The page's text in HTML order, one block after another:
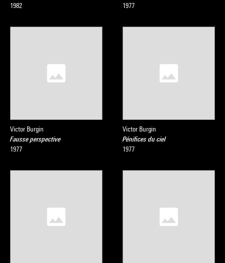
1982
1977
Victor Burgin
Fausse perspective
1977
Victor Burgin
Pénifices du ciel
1977